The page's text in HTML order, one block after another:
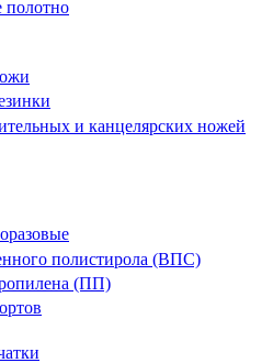
полотно
и канцелярских ножей
полистирола (ВПС)
(ПП)